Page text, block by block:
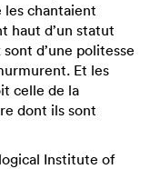
les chantaient
haut d’un statut
d’une politesse
Et les
celle de la
dont ils sont
Institute of